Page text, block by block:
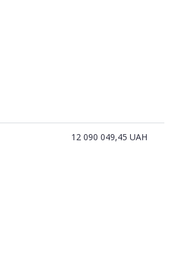
12 090 049,45 UAH